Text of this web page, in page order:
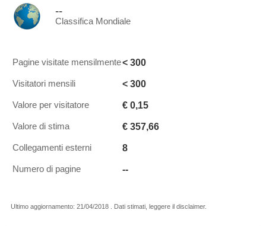
--
Classifica Mondiale
Pagine visitate mensilmente< 300
Visitatori mensili < 300
Valore per visitatore € 0,15
Valore di stima € 357,66
Collegamenti esterni 8
Numero di pagine --
Ultimo aggiornamento: 21/04/2018 . Dati stimati, leggere il disclaimer.